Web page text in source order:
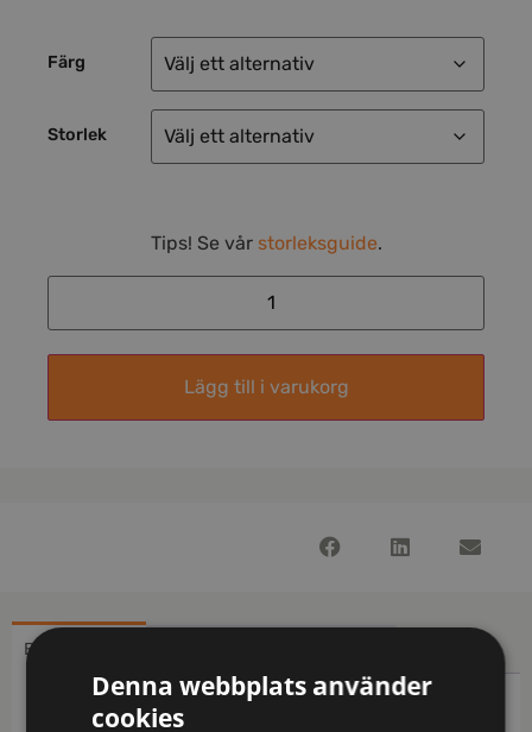
Färg
Storlek
Tips! Se vår storleksguide.
Lägg till i varukorg
BESKRIVNING
Beskrivning
Denna webbplats använder
cookies